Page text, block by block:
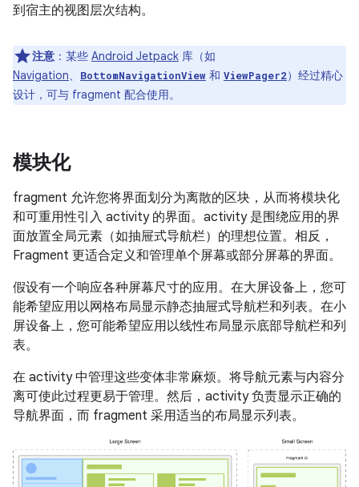
到宿主的视图层次结构。
注意 ：某些 Android Jetpack 库（如
Navigation、 BottomNavigationView 和 ViewPager2）经过精心
设计，可与 fragment 配合使用。
模块化
fragment 允许您将界面划分为离散的区块，从而将模块化
和可重用性引入 activity 的界面。activity 是围绕应用的界
面放置全局元素（如抽屉式导航栏）的理想位置。相反，
Fragment 更适合定义和管理单个屏幕或部分屏幕的界面。
假设有一个响应各种屏幕尺寸的应用。在大屏设备上，您可
能希望应用以网格布局显示静态抽屉式导航栏和列表。在小
屏设备上，您可能希望应用以线性布局显示底部导航栏和列
表。
在 activity 中管理这些变体非常麻烦。将导航元素与内容分
离可使此过程更易于管理。然后，activity 负责显示正确的
导航界面，而 fragment 采用适当的布局显示列表。